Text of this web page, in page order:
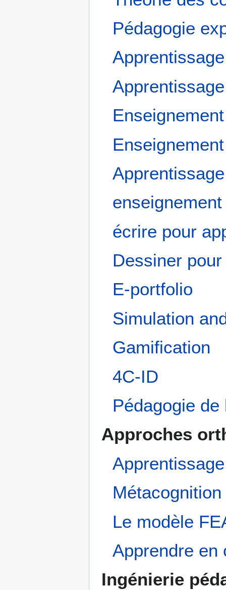
Pédagogie
écrire pour
Dessiner
E-portfolio
Simulation
Gamification
4C-ID
Pédagogie de
Approches
Le modèle
Apprendre en
Ingénierie